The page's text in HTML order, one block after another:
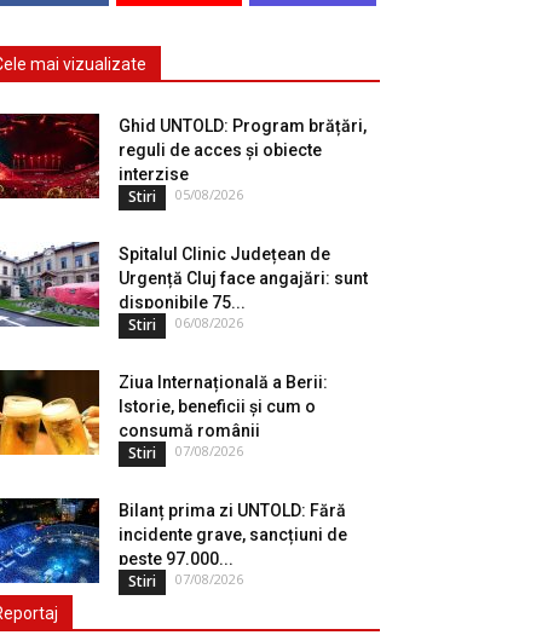
mai vizualizate
Ghid UNTOLD: Program brățări,
reguli de acces și obiecte
interzise
Stiri 05/08/2026
Spitalul Clinic Județean de
Urgență Cluj face angajări: sunt
disponibile 75...
Stiri 06/08/2026
Ziua Internațională a Berii:
Istorie, beneficii și cum o
consumă românii
Stiri 07/08/2026
Bilanț prima zi UNTOLD: Fără
incidente grave, sancțiuni de
peste 97.000...
Stiri 07/08/2026